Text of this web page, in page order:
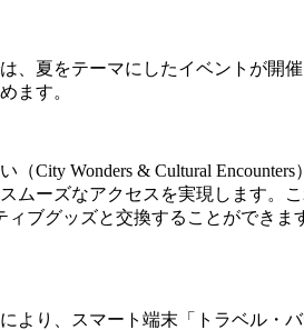
夏をテーマにしたイベントが開
ます。
City Wonders & Cultural
ーズなアクセスを実現します。
ィブグッズと交換することがで
り、スマート端末「トラベル・